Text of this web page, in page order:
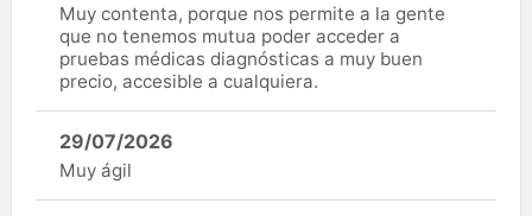
Muy contenta, porque nos permite a la gente
que no tenemos mutua poder acceder a
pruebas médicas diagnósticas a muy buen
precio, accesible a cualquiera.
29/07/2026
Muy ágil